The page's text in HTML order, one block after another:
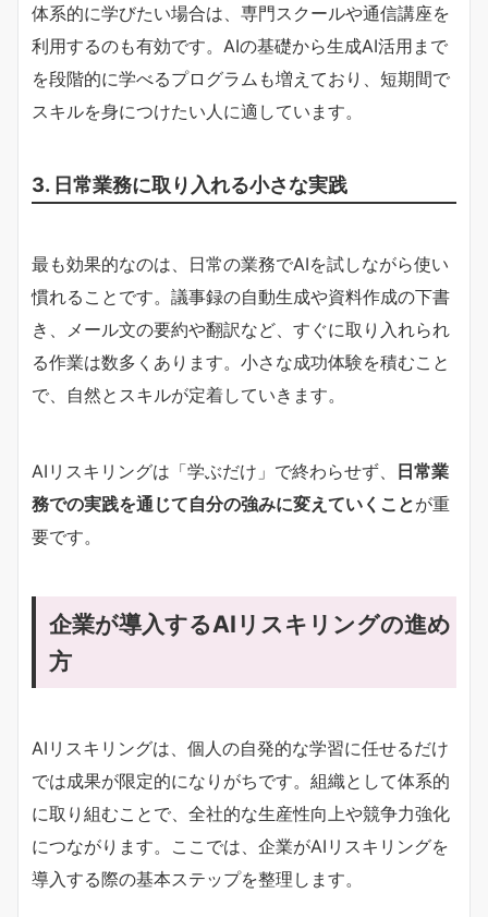
体系的に学びたい場合は、専門スクールや通信講座を
利用するのも有効です。AIの基礎から生成AI活用まで
を段階的に学べるプログラムも増えており、短期間で
スキルを身につけたい人に適しています。
3. 日常業務に取り入れる小さな実践
最も効果的なのは、日常の業務でAIを試しながら使い
慣れることです。議事録の自動生成や資料作成の下書
き、メール文の要約や翻訳など、すぐに取り入れられ
る作業は数多くあります。小さな成功体験を積むこと
で、自然とスキルが定着していきます。
AIリスキリングは「学ぶだけ」で終わらせず、 日常業
務での実践を通じて自分の強みに変えていくことが重
要です。
企業が導入するAIリスキリングの進め
方
AIリスキリングは、個人の自発的な学習に任せるだけ
では成果が限定的になりがちです。組織として体系的
に取り組むことで、全社的な生産性向上や競争力強化
につながります。ここでは、企業がAIリスキリングを
導入する際の基本ステップを整理します。